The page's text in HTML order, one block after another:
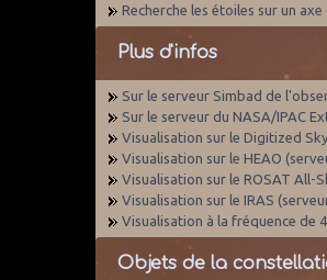
Recherche les étoiles sur un axe
Plus d'infos
Sur le serveur Simbad de
Sur le serveur du NASA/IPAC
Visualisation sur le Digitized
Visualisation sur le HEAO
Visualisation sur le ROSAT All-
Visualisation sur le IRAS
Visualisation à la fréquence de
Objets de la